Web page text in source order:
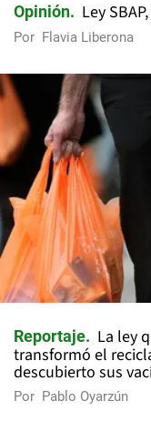
Opinión Ley
Por Flavia Liberona
Reportaje
La ley
transformó el
descubierto sus
Por Pablo Oyarzún